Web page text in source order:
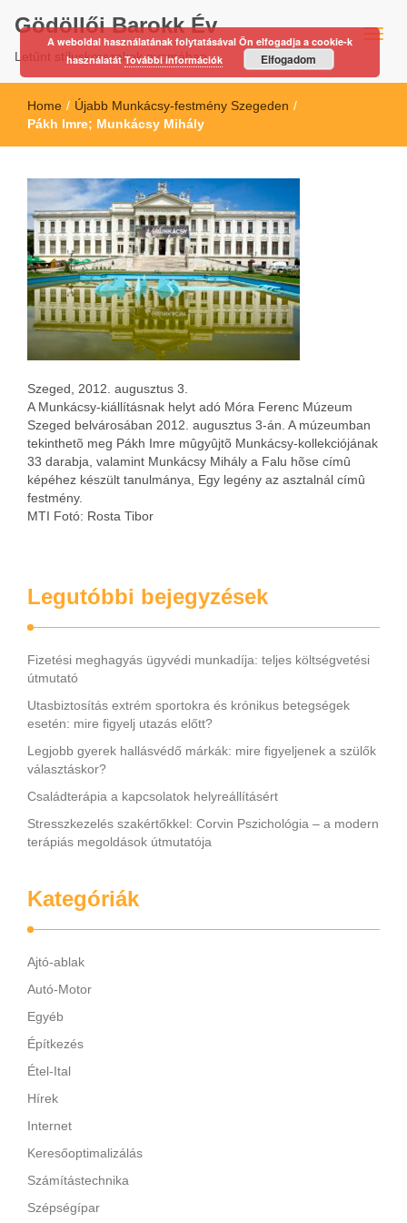
Gödöllői Barokk Év
Letűnt stíluskorszakok nyomában…
Home / Újabb Munkácsy-festmény Szegeden /
Pákh Imre; Munkácsy Mihály
Szeged, 2012. augusztus 3.
A Munkácsy-kiállításnak helyt adó Móra Ferenc Múzeum
Szeged belvárosában 2012. augusztus 3-án. A múzeumban
tekinthetõ meg Pákh Imre mûgyûjtõ Munkácsy-kollekciójának
33 darabja, valamint Munkácsy Mihály a Falu hõse címû
képéhez készült tanulmánya, Egy legény az asztalnál címû
festmény.
MTI Fotó: Rosta Tibor
Legutóbbi bejegyzések
Fizetési meghagyás ügyvédi munkadíja: teljes költségvetési
útmutató
Utasbiztosítás extrém sportokra és krónikus betegségek
esetén: mire figyelj utazás előtt?
Legjobb gyerek hallásvédő márkák: mire figyeljenek a szülők
választáskor?
Családterápia a kapcsolatok helyreállításért
Stresszkezelés szakértőkkel: Corvin Pszichológia – a modern
terápiás megoldások útmutatója
Kategóriák
Ajtó-ablak
Autó-Motor
Egyéb
Építkezés
Étel-Ital
Hírek
Internet
Keresőoptimalizálás
Számítástechnika
Szépségípar
A weboldal használatának folytatásával Ön elfogadja a cookie-k
használatátTovábbi információk Elfogadom